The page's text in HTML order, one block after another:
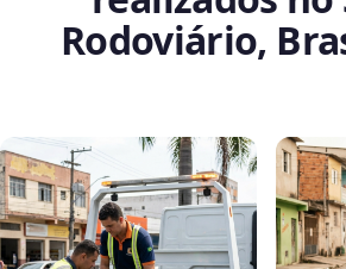
Rodoviário,